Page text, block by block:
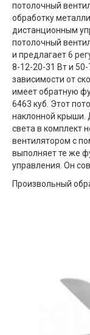
потолочный
обработку
дистанционным
потолочный
и предлагает 6
8-12-20-31 Вт и
зависимости от
имеет обратную
6463 куб. Этот
наклонной крыши.
света в комплект
вентилятором с
выполняет те же
управления. Он
Произвольный